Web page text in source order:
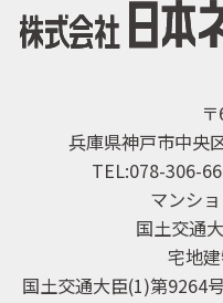
兵庫県神戸市中央
TEL:078-306-
マンシ
国土交通
宅地
国土交通大臣(1)第9264